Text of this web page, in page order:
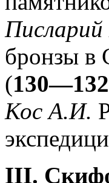
бронзы в
(130—132
Кос А.И.
III.